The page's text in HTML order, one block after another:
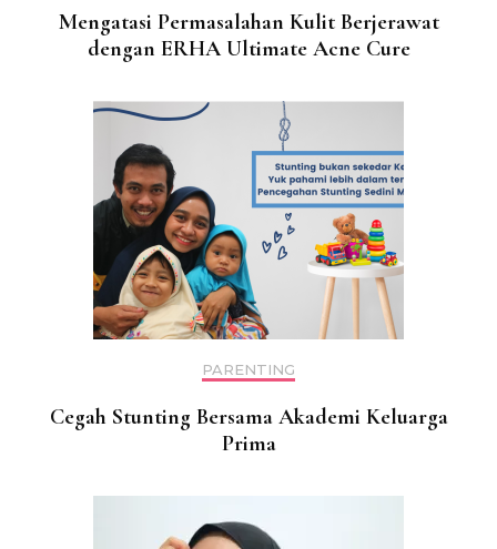
Mengatasi Permasalahan Kulit Berjerawat
dengan ERHA Ultimate Acne Cure
PARENTING
Cegah Stunting Bersama Akademi Keluarga
Prima